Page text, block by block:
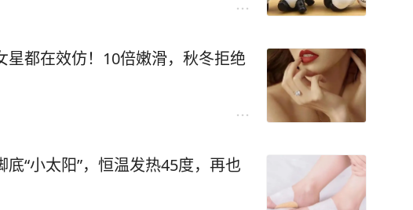
星都在效仿！10倍嫩滑，秋冬拒绝
底“小太阳”，恒温发热45度，再也